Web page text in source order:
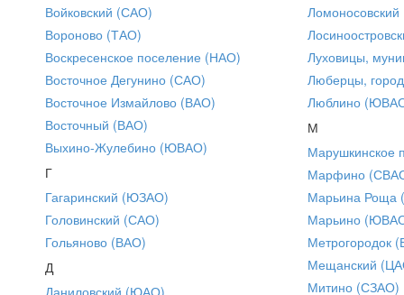
Войковский (САО)
Вороново (ТАО)
Воскресенское поселение (НАО)
Восточное Дегунино (САО)
Восточное Измайлово (ВАО)
Восточный (ВАО)
Выхино-Жулебино (ЮВАО)
Г
Гагаринский (ЮЗАО)
Головинский (САО)
Гольяново (ВАО)
Д
Даниловский (ЮАО)
Луховицы,
Люберцы,
Люблино
М
Марушкинское
Марфино
Марьина Роща
Марьино
Метрогородок
Мещанский
Митино (СЗАО)